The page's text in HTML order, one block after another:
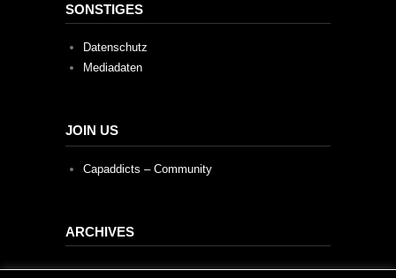
SONSTIGES
Datenschutz
Mediadaten
JOIN US
Capaddicts – Community
ARCHIVES
Archives